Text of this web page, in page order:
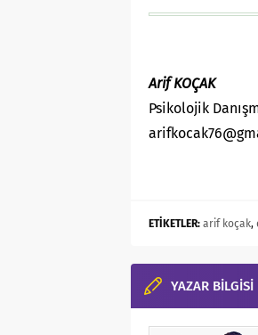
Arif KOÇAK
Psikolojik
ETİKETLER: arif koçak,
YAZAR BİLGİSİ